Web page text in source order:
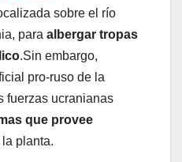
sobre el río
para albergar tropas
.Sin embargo,
pro-ruso de la
fuerzas ucranianas
que provee
planta.